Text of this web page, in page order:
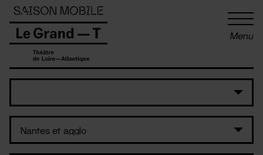
Menu
Panneau de gestion des cookies